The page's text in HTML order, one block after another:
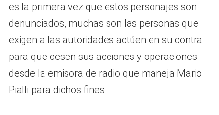
es la primera vez que estos personajes son
denunciados, muchas son las personas que
exigen a las autoridades actúen en su contra
para que cesen sus acciones y operaciones
desde la emisora de radio que maneja Mario
Pialli para dichos fines